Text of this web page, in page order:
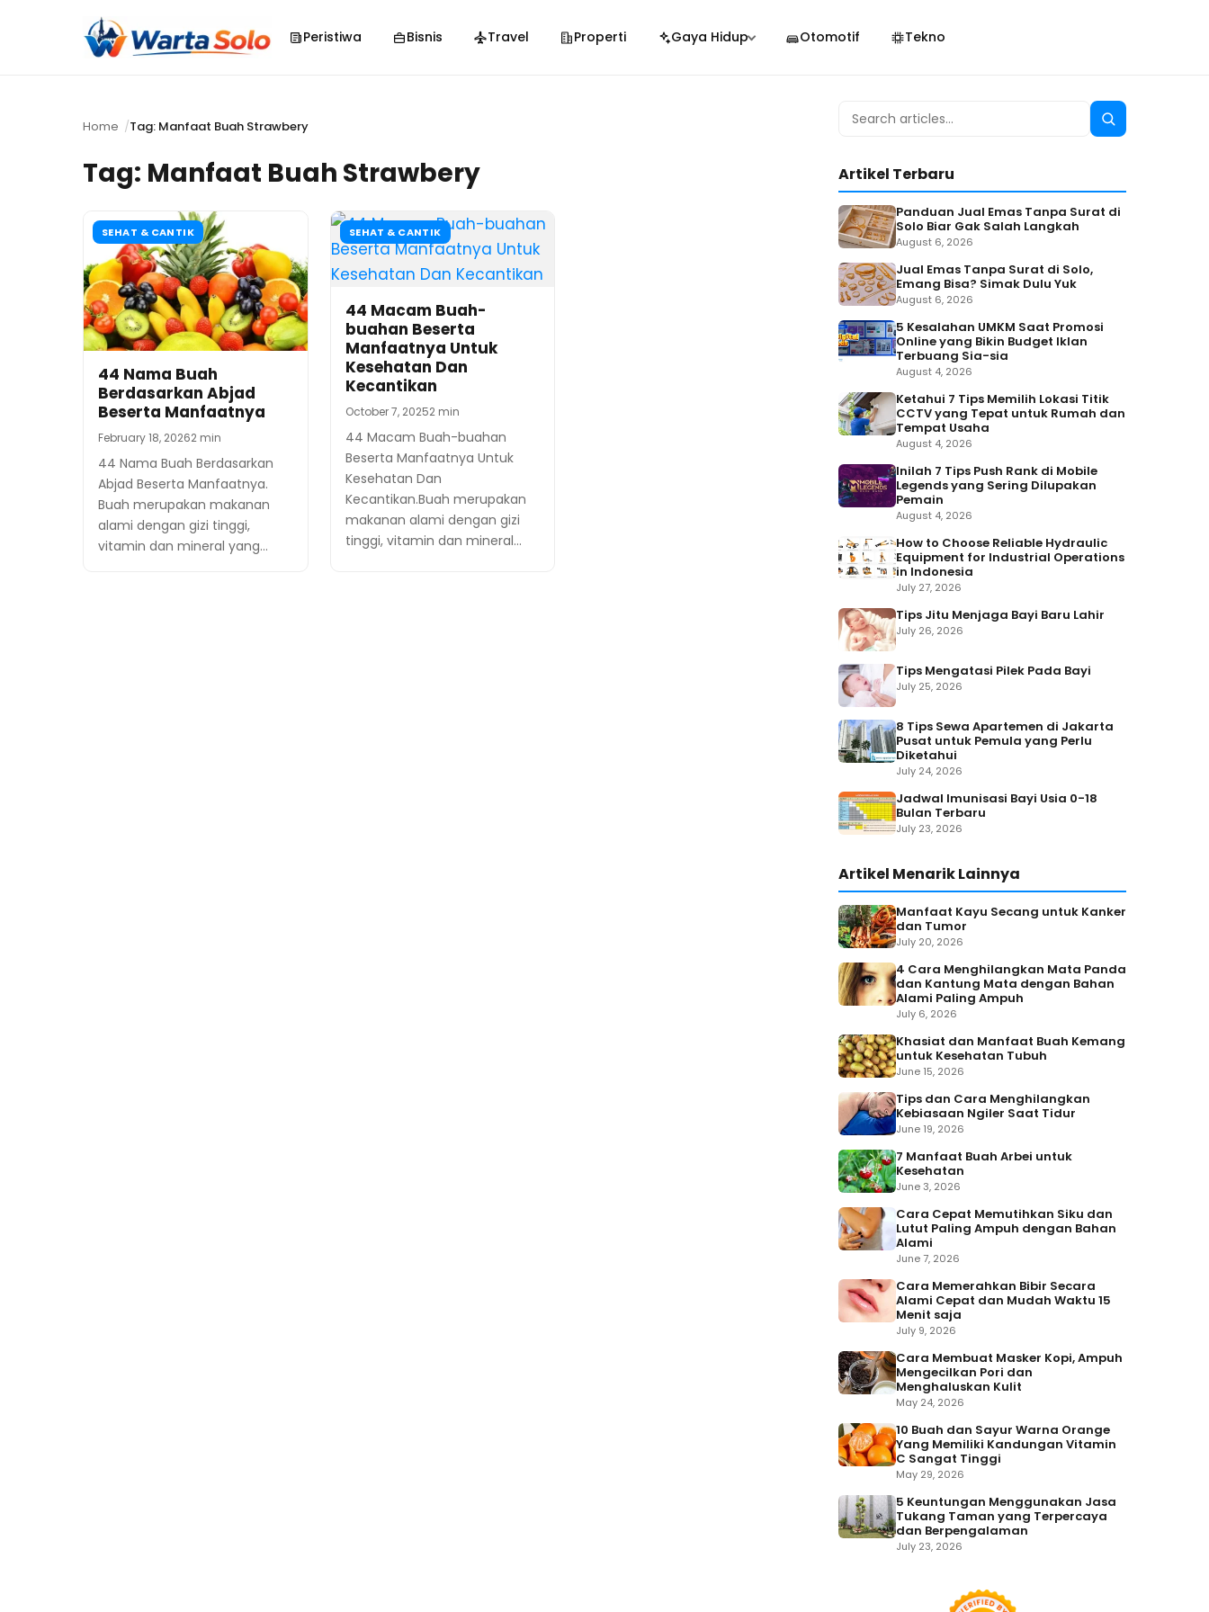
Peristiwa Bisnis Travel Properti Gaya Hidup Otomotif Tekno
Home Tag: Manfaat Buah Strawbery
Tag: Manfaat Buah Strawbery
SEHAT & CANTIK
44 Nama Buah
Berdasarkan Abjad
Beserta Manfaatnya
February 18, 20262 min
44 Nama Buah Berdasarkan
Abjad Beserta Manfaatnya.
Buah merupakan makanan
alami dengan gizi tinggi,
vitamin dan mineral yang…
SEHAT & CANTIK
44 Macam Buah-
buahan Beserta
Manfaatnya Untuk
Kesehatan Dan
Kecantikan
October 7, 20252 min
44 Macam Buah-buahan
Beserta Manfaatnya Untuk
Kesehatan Dan
Kecantikan.Buah merupakan
makanan alami dengan gizi
tinggi, vitamin dan mineral…
Search
Search
Artikel Terbaru
Panduan Jual Emas Tanpa Surat di
Solo Biar Gak Salah Langkah
August 6, 2026
Jual Emas Tanpa Surat di Solo,
Emang Bisa? Simak Dulu Yuk
August 6, 2026
5 Kesalahan UMKM Saat Promosi
Online yang Bikin Budget Iklan
Terbuang Sia-sia
August 4, 2026
Ketahui 7 Tips Memilih Lokasi Titik
CCTV yang Tepat untuk Rumah dan
Tempat Usaha
August 4, 2026
Inilah 7 Tips Push Rank di Mobile
Legends yang Sering Dilupakan
Pemain
August 4, 2026
How to Choose Reliable Hydraulic
Equipment for Industrial Operations
in Indonesia
July 27, 2026
Tips Jitu Menjaga Bayi Baru Lahir
July 26, 2026
Tips Mengatasi Pilek Pada Bayi
July 25, 2026
8 Tips Sewa Apartemen di Jakarta
Pusat untuk Pemula yang Perlu
Diketahui
July 24, 2026
Jadwal Imunisasi Bayi Usia 0-18
Bulan Terbaru
July 23, 2026
Artikel Menarik Lainnya
Manfaat Kayu Secang untuk Kanker
dan Tumor
July 20, 2026
4 Cara Menghilangkan Mata Panda
dan Kantung Mata dengan Bahan
Alami Paling Ampuh
July 6, 2026
Khasiat dan Manfaat Buah Kemang
untuk Kesehatan Tubuh
June 15, 2026
Tips dan Cara Menghilangkan
Kebiasaan Ngiler Saat Tidur
June 19, 2026
7 Manfaat Buah Arbei untuk
Kesehatan
June 3, 2026
Cara Cepat Memutihkan Siku dan
Lutut Paling Ampuh dengan Bahan
Alami
June 7, 2026
Cara Memerahkan Bibir Secara
Alami Cepat dan Mudah Waktu 15
Menit saja
July 9, 2026
Cara Membuat Masker Kopi, Ampuh
Mengecilkan Pori dan
Menghaluskan Kulit
May 24, 2026
10 Buah dan Sayur Warna Orange
Yang Memiliki Kandungan Vitamin
C Sangat Tinggi
May 29, 2026
5 Keuntungan Menggunakan Jasa
Tukang Taman yang Terpercaya
dan Berpengalaman
July 23, 2026